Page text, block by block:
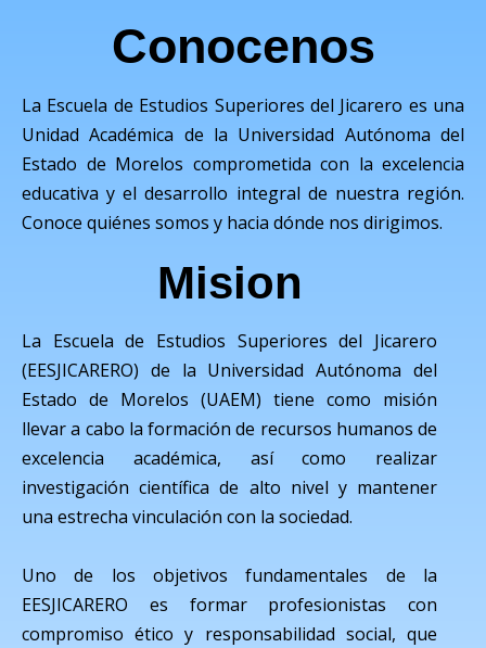
Conocenos
La Escuela de Estudios Superiores del Jicarero es una
Unidad Académica de la Universidad Autónoma del
Estado de Morelos comprometida con la excelencia
educativa y el desarrollo integral de nuestra región.
Conoce quiénes somos y hacia dónde nos dirigimos.
Mision
La Escuela de Estudios Superiores del Jicarero
(EESJICARERO) de la Universidad Autónoma del
Estado de Morelos (UAEM) tiene como misión
llevar a cabo la formación de recursos humanos de
excelencia académica, así como realizar
investigación científica de alto nivel y mantener
una estrecha vinculación con la sociedad.
Uno de los objetivos fundamentales de la
EESJICARERO es formar profesionistas con
compromiso ético y responsabilidad social, que